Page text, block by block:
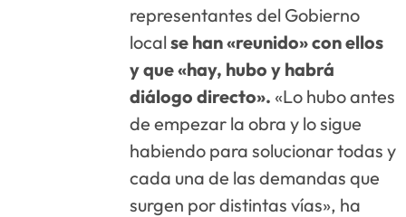
representantes del Gobierno
local se han «reunido» con ellos
y que «hay, hubo y habrá
diálogo directo». «Lo hubo antes
de empezar la obra y lo sigue
habiendo para solucionar todas y
cada una de las demandas que
surgen por distintas vías», ha